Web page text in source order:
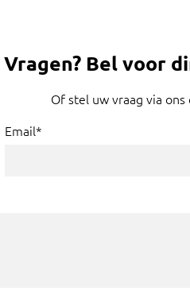
Vragen? Bel voor
Of stel uw vraag via
Email*